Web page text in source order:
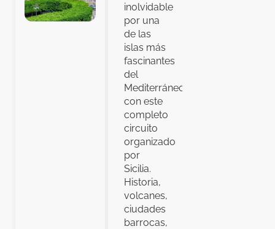
inolvidable
por una
de las
islas más
fascinantes
del
Mediterráneo
con este
completo
circuito
organizado
por
Sicilia.
Historia,
volcanes,
ciudades
barrocas,